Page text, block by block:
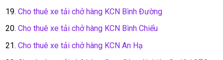
Cho thuê xe tải chở hàng KCN Bình Đường
Cho thuê xe tải chở hàng KCN Bình Chiểu
Cho thuê xe tải chở hàng KCN An Hạ